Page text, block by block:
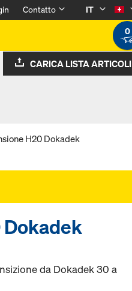
Contatto
IT
0
CARICA LISTA ARTICOLI
H20 Dokadek
da Dokadek 30 a